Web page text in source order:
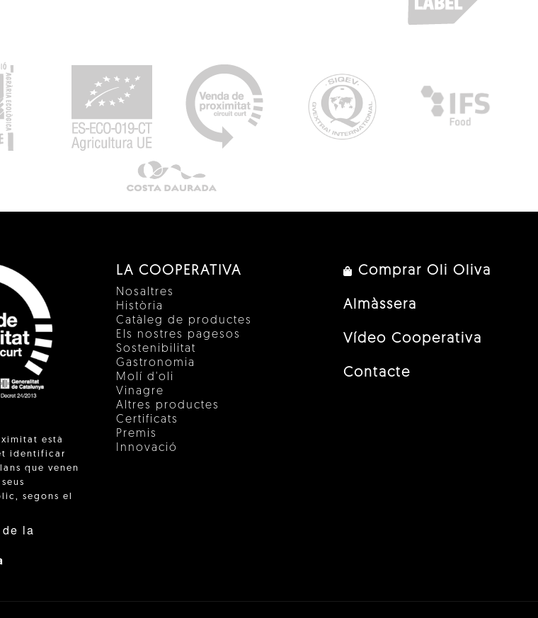
està
identificar
que venen
segons el
la
LA COOPERATIVA
Nosaltres
Història
Catàleg de productes
Els nostres pagesos
Sostenibilitat
Gastronomia
Molí d'oli
Vinagre
Altres productes
Certificats
Premis
Innovació
Comprar Oli Oliva
Almàssera
Vídeo Cooperativa
Contacte